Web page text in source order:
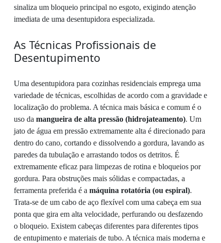
sinaliza um bloqueio principal no esgoto, exigindo atenção
imediata de uma desentupidora especializada.
As Técnicas Profissionais de
Desentupimento
Uma desentupidora para cozinhas residenciais emprega uma
variedade de técnicas, escolhidas de acordo com a gravidade e
localização do problema. A técnica mais básica e comum é o
uso da mangueira de alta pressão (hidrojateamento). Um
jato de água em pressão extremamente alta é direcionado para
dentro do cano, cortando e dissolvendo a gordura, lavando as
paredes da tubulação e arrastando todos os detritos. É
extremamente eficaz para limpezas de rotina e bloqueios por
gordura. Para obstruções mais sólidas e compactadas, a
ferramenta preferida é a máquina rotatória (ou espiral).
Trata-se de um cabo de aço flexível com uma cabeça em sua
ponta que gira em alta velocidade, perfurando ou desfazendo
o bloqueio. Existem cabeças diferentes para diferentes tipos
de entupimento e materiais de tubo. A técnica mais moderna e